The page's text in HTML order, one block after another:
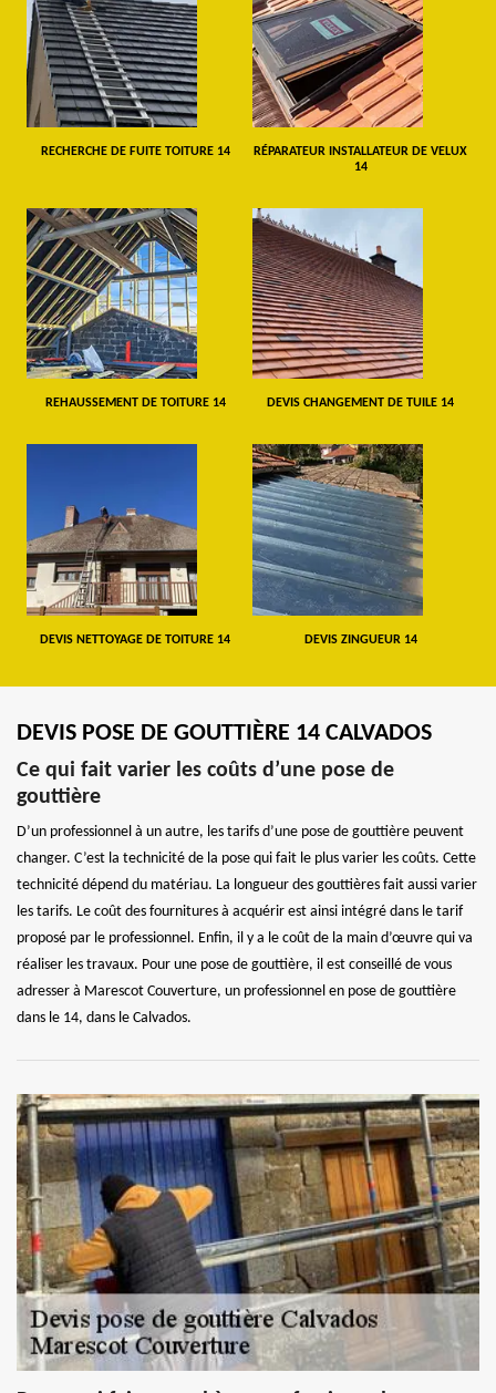
RECHERCHE DE FUITE TOITURE 14
RÉPARATEUR INSTALLATEUR DE VELUX
14
REHAUSSEMENT DE TOITURE 14 DEVIS CHANGEMENT DE TUILE 14
DEVIS NETTOYAGE DE TOITURE 14 DEVIS ZINGUEUR 14
DEVIS POSE DE GOUTTIÈRE 14 CALVADOS
Ce qui fait varier les coûts d’une pose de
gouttière
D’un professionnel à un autre, les tarifs d’une pose de gouttière peuvent
changer. C’est la technicité de la pose qui fait le plus varier les coûts. Cette
technicité dépend du matériau. La longueur des gouttières fait aussi varier
les tarifs. Le coût des fournitures à acquérir est ainsi intégré dans le tarif
proposé par le professionnel. Enfin, il y a le coût de la main d’œuvre qui va
réaliser les travaux. Pour une pose de gouttière, il est conseillé de vous
adresser à Marescot Couverture, un professionnel en pose de gouttière
dans le 14, dans le Calvados.